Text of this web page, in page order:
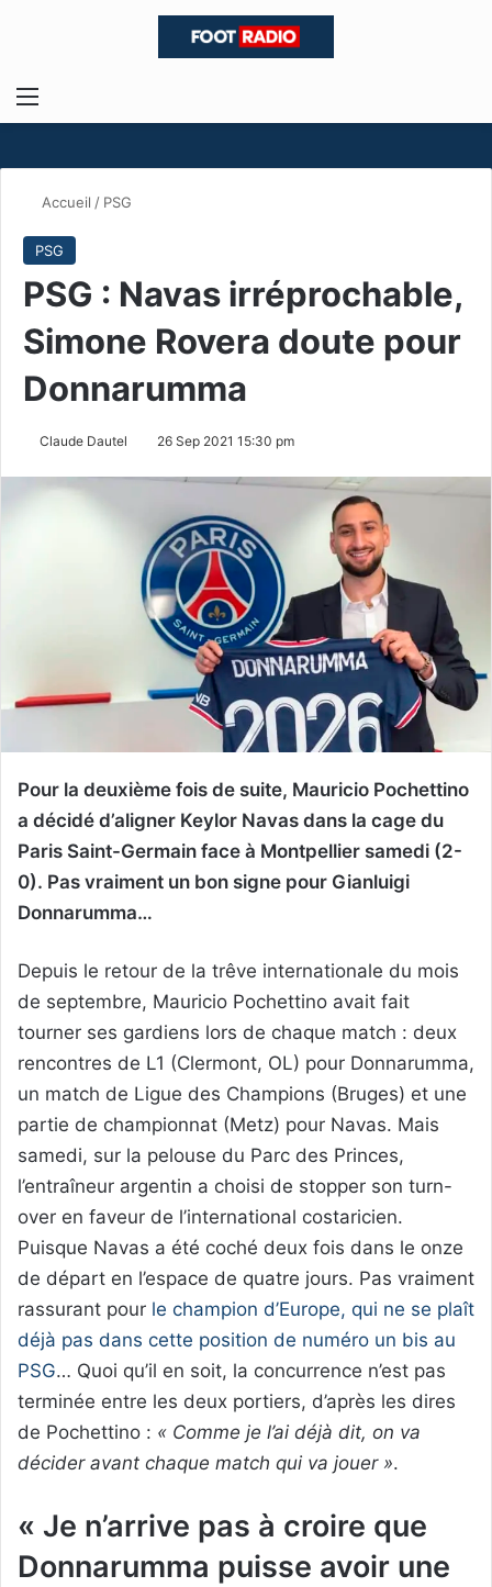
Menu
Accueil / PSG
PSG
PSG : Navas irréprochable,
Simone Rovera doute pour
Donnarumma
Claude Dautel 26 Sep 2021 15:30 pm
Pour la deuxième fois de suite, Mauricio Pochettino
a décidé d’aligner Keylor Navas dans la cage du
Paris Saint-Germain face à Montpellier samedi (2-
0). Pas vraiment un bon signe pour Gianluigi
Donnarumma…
Depuis le retour de la trêve internationale du mois
de septembre, Mauricio Pochettino avait fait
tourner ses gardiens lors de chaque match : deux
rencontres de L1 (Clermont, OL) pour Donnarumma,
un match de Ligue des Champions (Bruges) et une
partie de championnat (Metz) pour Navas. Mais
samedi, sur la pelouse du Parc des Princes,
l’entraîneur argentin a choisi de stopper son turn-
over en faveur de l’international costaricien.
Puisque Navas a été coché deux fois dans le onze
de départ en l’espace de quatre jours. Pas vraiment
rassurant pour le champion d’Europe, qui ne se plaît
déjà pas dans cette position de numéro un bis au
PSG… Quoi qu’il en soit, la concurrence n’est pas
terminée entre les deux portiers, d’après les dires
de Pochettino : « Comme je l’ai déjà dit, on va
décider avant chaque match qui va jouer ».
« Je n’arrive pas à croire que
Donnarumma puisse avoir une